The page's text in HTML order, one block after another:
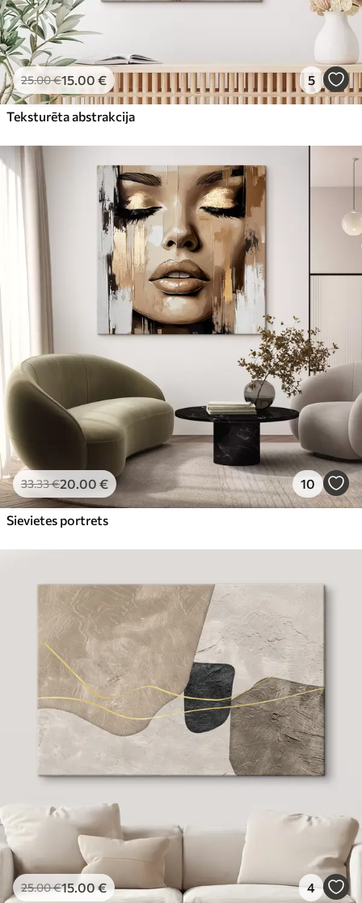
25.00€15.00 € 5
Teksturēta abstrakcija
33.33€20.00 € 10
Sievietes portrets
25.00€15.00€ 4